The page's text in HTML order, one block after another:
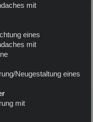
mit
eines
mit
Neugestaltung eines
mit